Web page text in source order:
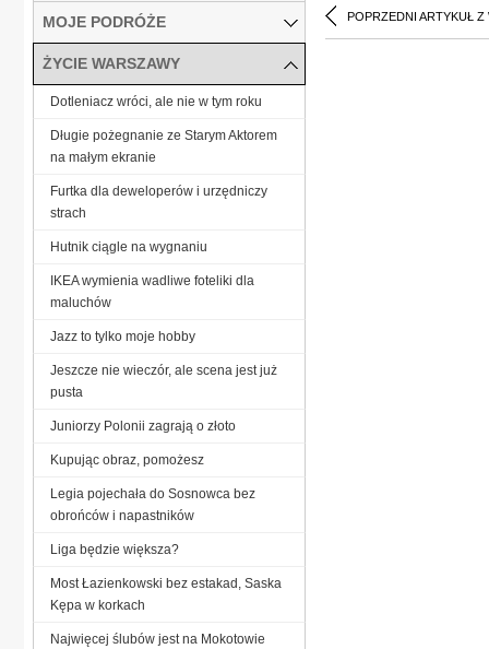
POPRZEDNI ARTYKUŁ Z
MOJE PODRÓŻE
ŻYCIE WARSZAWY
Dotleniacz wróci, ale nie w tym roku
Długie pożegnanie ze Starym Aktorem
na małym ekranie
Furtka dla deweloperów i urzędniczy
strach
Hutnik ciągle na wygnaniu
IKEA wymienia wadliwe foteliki dla
maluchów
Jazz to tylko moje hobby
Jeszcze nie wieczór, ale scena jest już
pusta
Juniorzy Polonii zagrają o złoto
Kupując obraz, pomożesz
Legia pojechała do Sosnowca bez
obrońców i napastników
Liga będzie większa?
Most Łazienkowski bez estakad, Saska
Kępa w korkach
Najwięcej ślubów jest na Mokotowie